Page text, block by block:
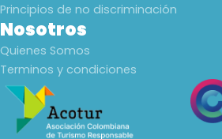
Principios de no discriminación
Nosotros
Quienes Somos
Terminos y condiciones